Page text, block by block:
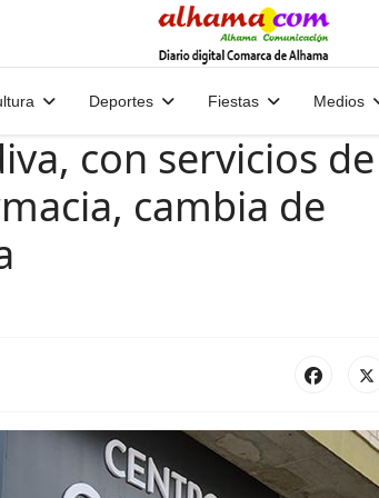
Deportes Fiestas Medios
con servicios de
cambia de